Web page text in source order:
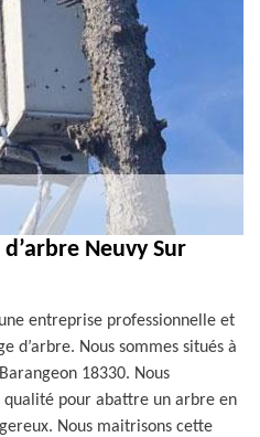
Neuvy Sur
entreprise professionnelle et
d’arbre. Nous sommes situés à
18330. Nous
qualité pour abattre un arbre en
Nous maitrisons cette